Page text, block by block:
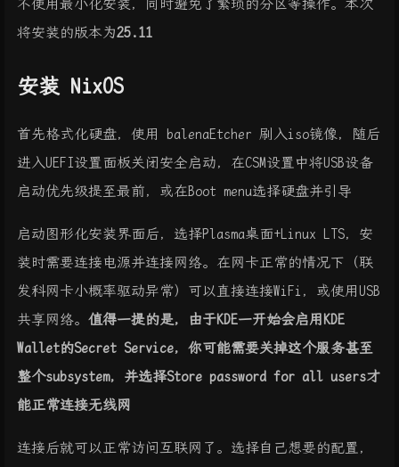
不使用最小化安装，同时避免了繁琐的分区等操作。本次
将安装的版本为25.11
安装 NixOS
首先格式化硬盘，使用 balenaEtcher 刷入iso镜像，随后
进入UEFI设置面板关闭安全启动，在CSM设置中将USB设备
启动优先级提至最前，或在Boot menu选择硬盘并引导
启动图形化安装界面后，选择Plasma桌面+Linux LTS，安
装时需要连接电源并连接网络。在网卡正常的情况下（联
发科网卡小概率驱动异常）可以直接连接WiFi，或使用USB
共享网络。 值得一提的是，由于KDE一开始会启用KDE
Wallet的Secret Service，你可能需要关掉这个服务甚至
整个subsystem，并选择Store password for all users才
能正常连接无线网
连接后就可以正常访问互联网了。选择自己想要的配置，